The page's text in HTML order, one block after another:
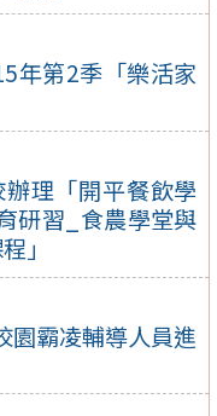
年第2季「樂活家
理「開平餐飲學
研習_食農學堂與
」
園霸凌輔導人員進